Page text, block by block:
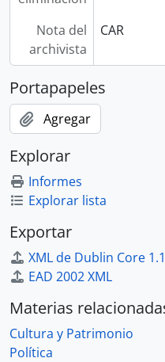
Nota del
archivista
CAR
Portapapeles
Agregar
Explorar
Informes
Explorar lista
Exportar
XML de Dublin Core 1.1
EAD 2002 XML
Materias
Cultura y Patrimonio
Política